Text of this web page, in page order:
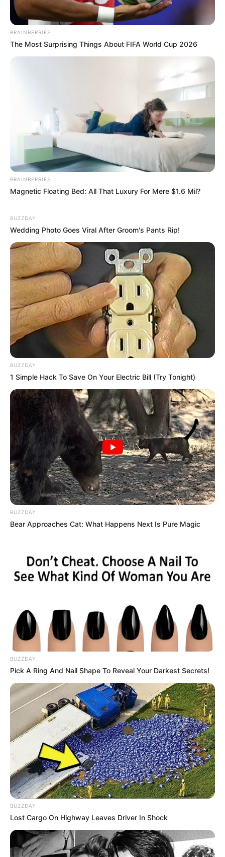
Viva Decora
4. Se a sua sala for pequena, você não precisa
Utilize pequenos vasos que podem ser
colocados sobre os móveis.
Viva Decora
Use um suporte para várias plantas.
BRAINBERRIES
The Most Surprising Things About FIFA World Cup 2026
BRAINBERRIES
Magnetic Floating Bed: All That Luxury For Mere $1.6 Mil?
BUZZDAY
Wedding Photo Goes Viral After Groom's Pants Rip!
BUZZDAY
1 Simple Hack To Save On Your Electric Bill (Try Tonight)
BUZZDAY
Bear Approaches Cat: What Happens Next Is Pure Magic
BUZZDAY
Pick A Ring And Nail Shape To Reveal Your Darkest Secrets!
BUZZDAY
Lost Cargo On Highway Leaves Driver In Shock